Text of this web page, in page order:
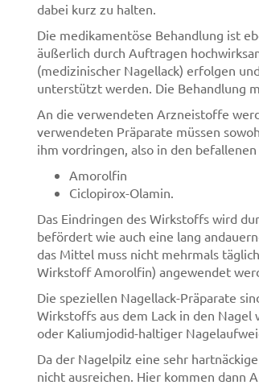
dabei kurz zu halten.
Die medikamentöse Behandlung ist
äußerlich durch Auftragen
(medizinischer Nagellack) erfolgen
unterstützt werden. Die Behandlung
An die verwendeten Arzneistoffe
verwendeten Präparate müssen
ihm vordringen, also in den
Amorolfin
Ciclopirox-Olamin.
Das Eindringen des Wirkstoffs wird
befördert wie auch eine lang
das Mittel muss nicht mehrmals
Wirkstoff Amorolfin) angewendet
Die speziellen Nagellack-Präparate
Wirkstoffs aus dem Lack in den
oder Kaliumjodid-haltiger
Da der Nagelpilz eine sehr
nicht ausreichen. Hier kommen dann